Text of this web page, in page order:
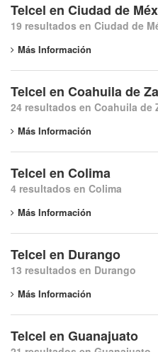
Telcel en Ciudad de
19 resultados en Ciudad de
Más Información
Telcel en Coahuila de
24 resultados en Coahuila de
Más Información
Telcel en Colima
4 resultados en Colima
Más Información
Telcel en Durango
13 resultados en Durango
Más Información
Telcel en Guanajuato